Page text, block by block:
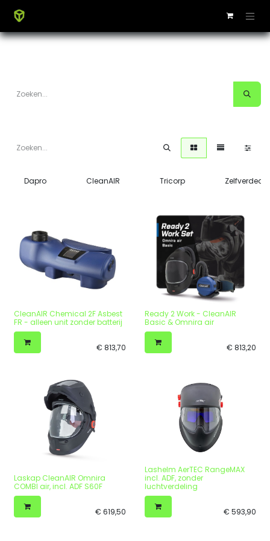
Dapro CleanAIR Tricorp
CleanAIR Chemical 2F Asbest
FR - alleen unit zonder batterij
€ 813,70
Ready 2 Work - CleanAIR
Basic & Omnira air
€ 813,20
Laskap CleanAIR Omnira
COMBI air, incl. ADF S60F
€ 619,50
Lashelm AerTEC RangeMAX
incl. ADF, zonder
luchtverdeling
€ 593,90